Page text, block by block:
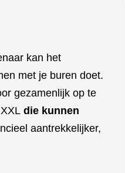
kan het
met je buren doet.
gezamenlijk op te
die kunnen
aantrekkelijker,